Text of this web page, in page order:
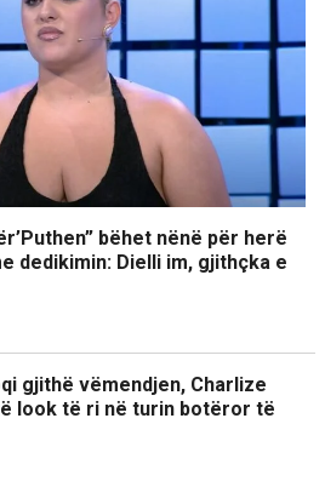
bëhet nënë për herë
dedikimin: Dielli im, gjithçka e
gjithë vëmendjen, Charlize
look të ri në turin botëror të